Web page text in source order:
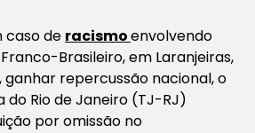
caso de racismoenvolvendo
Brasileiro, em Laranjeiras,
ganhar repercussão nacional, o
do Rio de Janeiro (TJ-RJ)
por omissão no